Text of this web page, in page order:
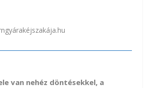
van nehéz döntésekkel, a